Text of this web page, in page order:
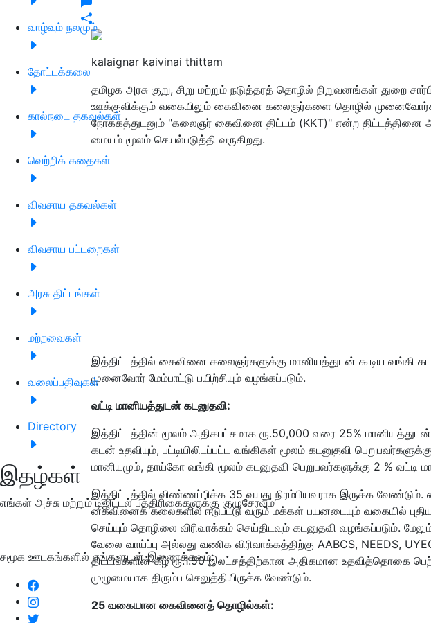
வாழ்வும் நலமும்
தோட்டக்கலை
கால்நடை தகவல்கள்
வெற்றிக் கதைகள்
விவசாய தகவல்கள்
விவசாய பட்டறைகள்
அரசு திட்டங்கள்
மற்றவைகள்
வலைப்பதிவுகள்
Directory
இதழ்கள்
எங்கள் அச்சு மற்றும் டிஜிட்டல் பத்திரிகைகளுக்கு குழுசேரவும்
சமூக ஊடகங்களில் எங்களுடன் இணைக்கவும்:
kalaignar kaivinai thittam
தமிழக அரசு குறு, சிறு மற்றும் நடுத்தரத் தொழில் நிறுவனங்கள் துறை
ஊக்குவிக்கும் வகையிலும் கைவினை கலைஞர்களை தொழில்
நோக்கத்துடனும் "கலைஞர் கைவினை திட்டம் (KKT)" என்ற திட்டத்தினை
மையம் மூலம் செயல்படுத்தி வருகிறது.
இத்திட்டத்தில் கைவினை கலைஞர்களுக்கு மானியத்துடன் கூடிய வங்கி
முனைவோர் மேம்பாட்டு பயிற்சியும் வழங்கப்படும்.
வட்டி மானியத்துடன் கடனுதவி:
இத்திட்டத்தின் மூலம் அதிகபட்சமாக ரூ.50,000 வரை 25%
கடன் உதவியும், பட்டியிலிடப்பட்ட வங்கிகள் மூலம் கடனுதவி
மானியமும், தாய்கோ வங்கி மூலம் கடனுதவி பெறுபவர்களுக்கு 2 % வட்டி
இத்திட்டத்தில் விண்ணப்பிக்க 35 வயது நிரம்பியவராக இருக்க
னகவினைக் கலைகளில் ஈடுபட்டு வரும் மக்கள் பயனடையும் வகையில்
செய்யும் தொழிலை விரிவாக்கம் செய்திடவும் கடனுதவி வழங்கப்படும்.
வேலை வாய்ப்பு அல்லது வணிக விரிவாக்கத்திற்கு AABCS, NEEDS,
திட்டங்களின் கீழ் ரூ.1.50 இலட்சத்திற்கான அதிகமான உதவித்தொகை
முழுமையாக திரும்ப செலுத்தியிருக்க வேண்டும்.
25 வகையான கைவினைத் தொழில்கள்: